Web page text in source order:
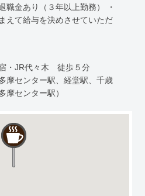
職金あり（３年以上勤務） ・
えて給与を決めさせていただ
・JR代々木 徒歩５分
摩センター駅、経堂駅、千歳
摩センター駅）